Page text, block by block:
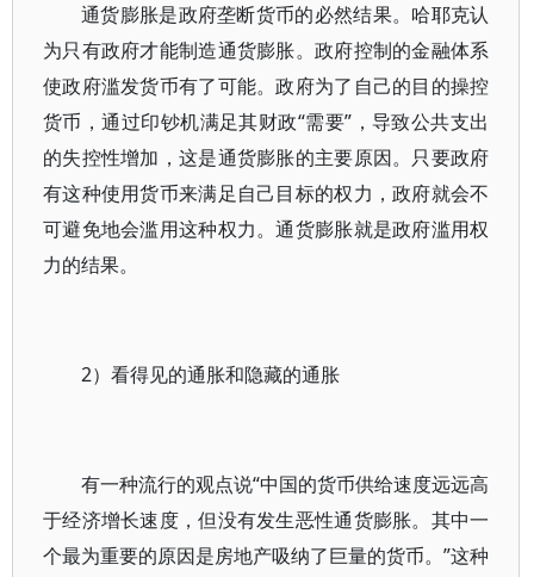
通货膨胀是政府垄断货币的必然结果。哈耶克认
为只有政府才能制造通货膨胀。政府控制的金融体系
使政府滥发货币有了可能。政府为了自己的目的操控
货币，通过印钞机满足其财政“需要”，导致公共支出
的失控性增加，这是通货膨胀的主要原因。只要政府
有这种使用货币来满足自己目标的权力，政府就会不
可避免地会滥用这种权力。通货膨胀就是政府滥用权
力的结果。
2）看得见的通胀和隐藏的通胀
有一种流行的观点说“中国的货币供给速度远远高
于经济增长速度，但没有发生恶性通货膨胀。其中一
个最为重要的原因是房地产吸纳了巨量的货币。”这种